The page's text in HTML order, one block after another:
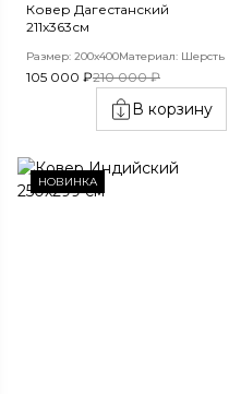
Ковер Дагестанский
211x363см
Размер: 200х400Материал: Шерсть
105 000 ₽210 000 ₽
В корзину
НОВИНКА